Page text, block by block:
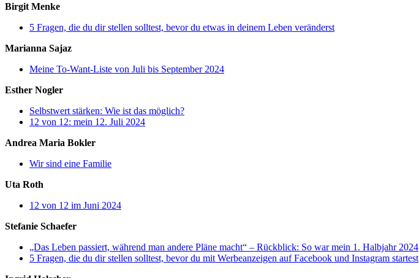
Birgit Menke
5 Fragen, die du dir stellen solltest, bevor du etwas in deinem Leben veränderst
Marianna Sajaz
Meine To-Want-Liste von Juli bis September 2024
Esther Nogler
Selbstwert stärken: Wie ist das möglich?
12 von 12: mein 12. Juli 2024
Andrea Maria Bokler
Wir sind eine Familie
Uta Roth
12 von 12 im Juni 2024
Stefanie Schaefer
„Das Leben passiert, während man andere Pläne macht“ – Rückblick: So war mein 1. Halbjahr 2024
5 Fragen, die du dir stellen solltest, bevor du mit Werbeanzeigen auf Facebook und Instagram startest